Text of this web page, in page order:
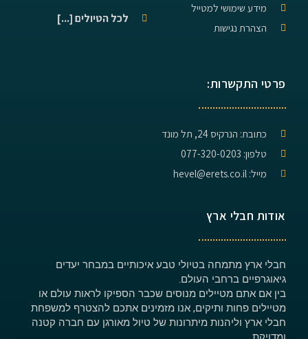
מידע שימושי למטייל
הצהרת נגישות
לכל הטיולים [...]
פרטי התקשרות:
כתובת: הנרקיס 24, תל מונד
טלפון: 077-320-0203
מייל: hevel@erets.co.il
אודות חבלי ארץ
חבלי ארץ מתמחה בטיולי טבע איכותיים במבחר יעדים
גיאוגרפיים ברחבי העולם.
בין אם אתם מטיילים מנוסים שכבר הספיקו לראות עולם או
מטיילים פחות ותיקים, אנו מזמינים אתכם להצטרף למשפחת
חבלי ארץ וליהנות מיתרונות של טיול מאורגן עם חברה קטנה